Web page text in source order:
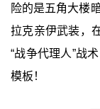
险的是五角大楼
拉克亲伊武装，
“战争代理人”战
模板！